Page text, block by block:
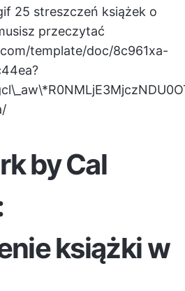
25 streszczeń książek o
przeczytać
template/doc/8c961xa-
by Cal
książki w